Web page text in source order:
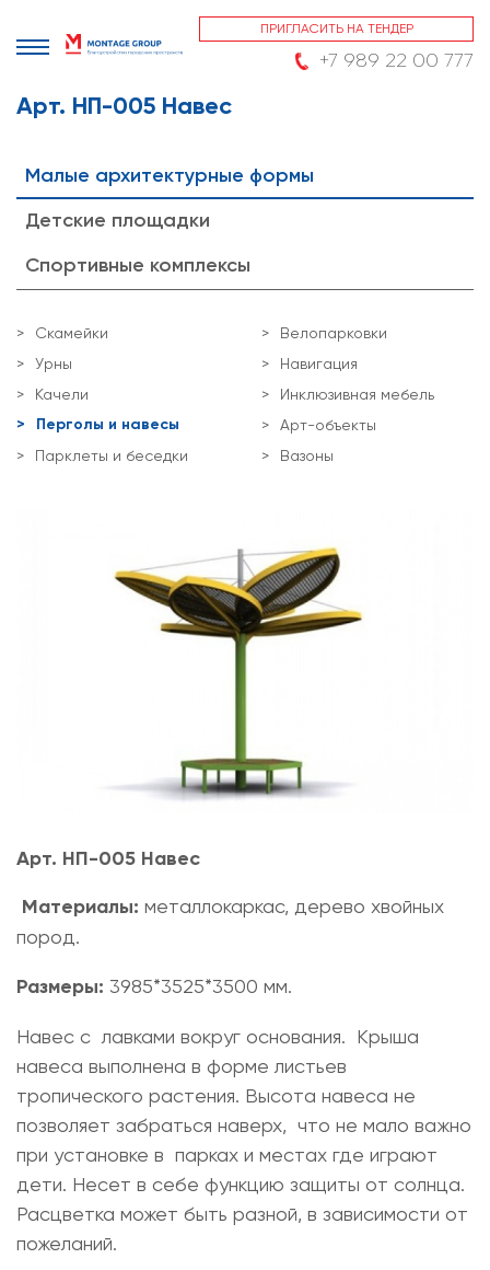
ПРИГЛАСИТЬ НА ТЕНДЕР
+7 989 22 00 777
Арт. НП-005 Навес
Малые архитектурные формы
Детские площадки
Спортивные комплексы
Скамейки
Урны
Качели
Перголы и навесы
Парклеты и беседки
Велопарковки
Навигация
Инклюзивная мебель
Арт-объекты
Вазоны
Арт. НП-005 Навес
Материалы: металлокаркас, дерево хвойных
пород.
Размеры: 3985*3525*3500 мм.
Навес с лавками вокруг основания. Крыша
навеса выполнена в форме листьев
тропического растения. Высота навеса не
позволяет забраться наверх, что не мало важно
при установке в парках и местах где играют
дети. Несет в себе функцию защиты от солнца.
Расцветка может быть разной, в зависимости от
пожеланий.